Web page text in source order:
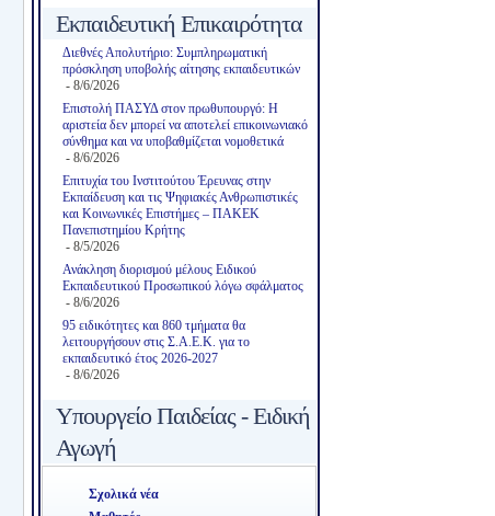
Εκπαιδευτική Επικαιρότητα
Διεθνές Απολυτήριο: Συμπληρωματική
πρόσκληση υποβολής αίτησης εκπαιδευτικών
- 8/6/2026
Επιστολή ΠΑΣΥΔ στον πρωθυπουργό: Η
αριστεία δεν μπορεί να αποτελεί επικοινωνιακό
σύνθημα και να υποβαθμίζεται νομοθετικά
- 8/6/2026
Επιτυχία του Ινστιτούτου Έρευνας στην
Εκπαίδευση και τις Ψηφιακές Ανθρωπιστικές
και Κοινωνικές Επιστήμες – ΠΑΚΕΚ
Πανεπιστημίου Κρήτης
- 8/5/2026
Ανάκληση διορισμού μέλους Ειδικού
Εκπαιδευτικού Προσωπικού λόγω σφάλματος
- 8/6/2026
95 ειδικότητες και 860 τμήματα θα
λειτουργήσουν στις Σ.Α.Ε.Κ. για το
εκπαιδευτικό έτος 2026-2027
- 8/6/2026
Υπουργείο Παιδείας - Ειδική
Αγωγή
Σχολικά νέα